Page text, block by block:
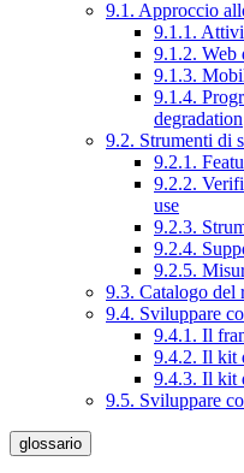
9.1. Approccio
9.1.1.
9.1.2. Web
9.1.3.
9.1.4.
degradation
9.2. Strumenti di
9.2.1.
9.2.2.
use
9.2.3.
9.2.4.
9.2.5.
9.3. Catalogo del
9.4. Sviluppare
9.4.1. Il
9.4.2. Il kit
9.4.3. Il kit
9.5. Sviluppare
glossario